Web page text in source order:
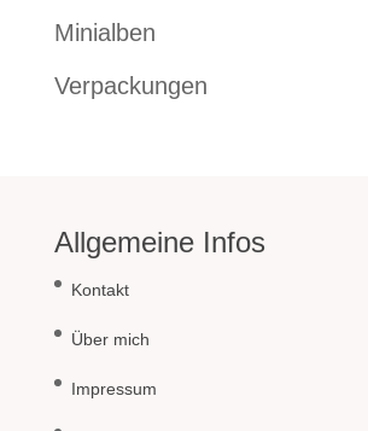
Minialben
Verpackungen
Allgemeine Infos
Kontakt
Über mich
Impressum